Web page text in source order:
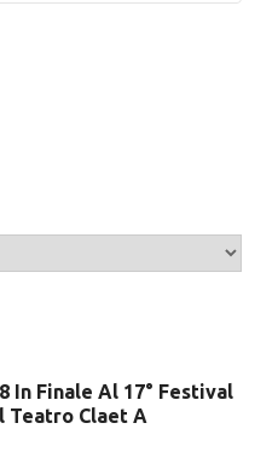
In Finale Al 17° Festival
Teatro Claet A